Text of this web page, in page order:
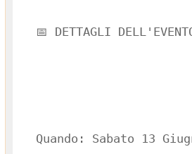
📅 DETTAGLI
Quando: Sabato 13